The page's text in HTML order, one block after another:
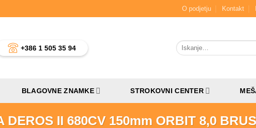
O podjetju Kontakt
+386 1 505 35 94
Išči:
BLAGOVNE ZNAMKE STROKOVNI CENTER
DEROS II 680CV 150mm ORBIT 8,0